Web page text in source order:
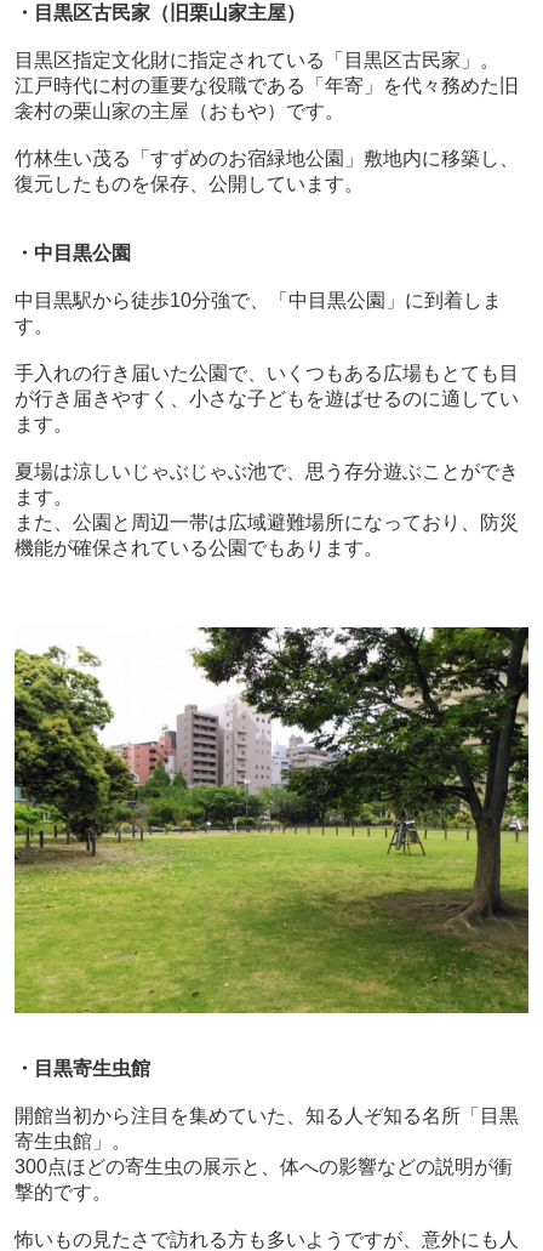
・目黒区古民家（旧栗山家主屋）
目黒区指定文化財に指定されている「目黒区古民家」。
江戸時代に村の重要な役職である「年寄」を代々務めた旧
衾村の栗山家の主屋（おもや）です。
竹林生い茂る「すずめのお宿緑地公園」敷地内に移築し、
復元したものを保存、公開しています。
・中目黒公園
中目黒駅から徒歩10分強で、「中目黒公園」に到着しま
す。
手入れの行き届いた公園で、いくつもある広場もとても目
が行き届きやすく、小さな子どもを遊ばせるのに適してい
ます。
夏場は涼しいじゃぶじゃぶ池で、思う存分遊ぶことができ
ます。
また、公園と周辺一帯は広域避難場所になっており、防災
機能が確保されている公園でもあります。
・目黒寄生虫館
開館当初から注目を集めていた、知る人ぞ知る名所「目黒
寄生虫館」。
300点ほどの寄生虫の展示と、体への影響などの説明が衝
撃的です。
怖いもの見たさで訪れる方も多いようですが、意外にも人